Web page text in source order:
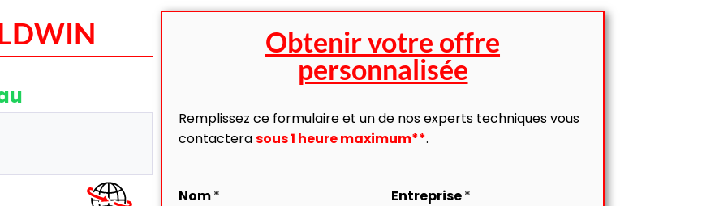
Obtenir votre offre
personnalisée
Remplissez ce formulaire et un de nos experts techniques vous
contacterasous 1 heure maximum**.
Nom* Entreprise*